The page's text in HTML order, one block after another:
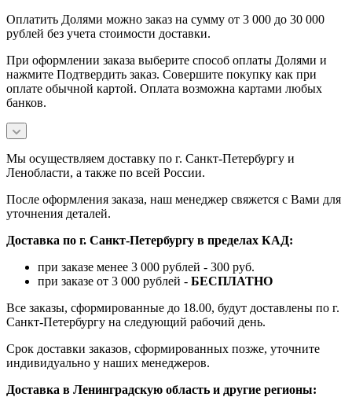
Оплатить Долями можно заказ на сумму от 3 000 до 30 000
рублей без учета стоимости доставки.
При оформлении заказа выберите способ оплаты Долями и
нажмите Подтвердить заказ. Совершите покупку как при
оплате обычной картой. Оплата возможна картами любых
банков.
Мы осуществляем доставку по г. Санкт-Петербургу и
Ленобласти, а также по всей России.
После оформления заказа, наш менеджер свяжется с Вами для
уточнения деталей.
Доставка по г. Санкт-Петербургу в пределах КАД:
при заказе менее 3 000 рублей - 300 руб.
при заказе от 3 000 рублей - БЕСПЛАТНО
Все заказы, сформированные до 18.00, будут доставлены по г.
Санкт-Петербургу на следующий рабочий день.
Срок доставки заказов, сформированных позже, уточните
индивидуально у наших менеджеров.
Доставка в Ленинградскую область и другие регионы: